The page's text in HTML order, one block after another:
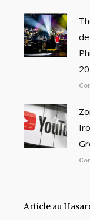
Article au